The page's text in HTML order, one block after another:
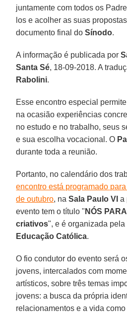
juntamente com todos os
los e acolher as suas
documento final doSínodo.
A informação é publicada por
Santa Sé, 18-09-2018. A
Rabolini.
Esse encontro especial
na ocasião experiências
no estudo e no trabalho, seus
e sua escolha vocacional. O
durante toda a reunião.
Portanto, no calendário dos
encontro está programado
de outubro, naSala Paulo VI a
evento tem o título " NÓS
criativos", e é organizada pela
Educação Católica.
O fio condutor do evento será
jovens, intercalados com
artísticos, sobre três temas
jovens: a busca da própria
relacionamentos e a vida